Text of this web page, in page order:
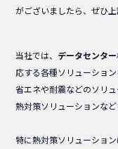
がございましたら、ぜひ
当社では、 データセンター
応する各種ソリューション
省エネや耐震などのソリ
熱対策ソリューションなど
特に熱対策ソリューション